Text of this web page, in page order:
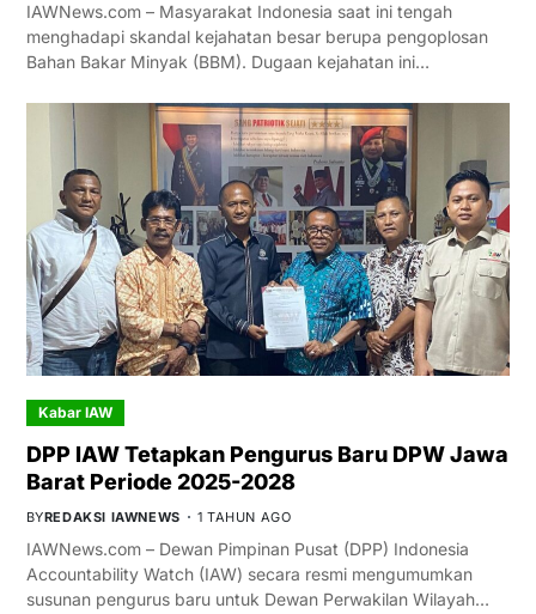
IAWNews.com – Masyarakat Indonesia saat ini tengah
menghadapi skandal kejahatan besar berupa pengoplosan
Bahan Bakar Minyak (BBM). Dugaan kejahatan ini…
Kabar IAW
DPP IAW Tetapkan Pengurus Baru DPW Jawa
Barat Periode 2025-2028
BYREDAKSI IAWNEWS 1 TAHUN AGO
IAWNews.com – Dewan Pimpinan Pusat (DPP) Indonesia
Accountability Watch (IAW) secara resmi mengumumkan
susunan pengurus baru untuk Dewan Perwakilan Wilayah…